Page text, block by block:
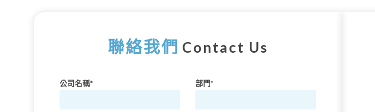
聯絡我們 Contact Us
公司名稱* 部門*